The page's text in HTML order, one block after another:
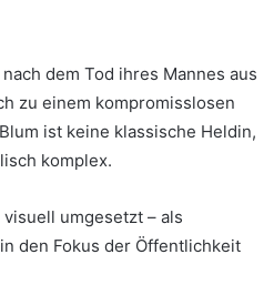
dem Tod ihres Mannes aus
zu einem kompromisslosen
ist keine klassische Heldin,
komplex.
umgesetzt – als
den Fokus der Öffentlichkeit